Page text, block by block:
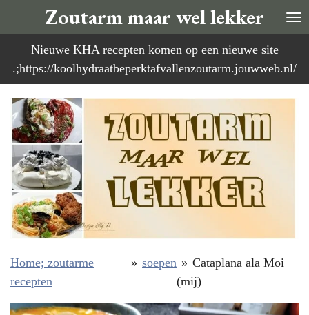
direct
naar
de
Zoutarm maar wel lekker
Nieuwe KHA recepten komen op een nieuwe site
.;https://koolhydraatbeperktafvallenzoutarm.jouwweb.nl/
Home; zoutarme
recepten
» soepen » Cataplana ala Moi
(mij)